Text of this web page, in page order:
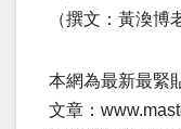
（撰文：黃渙博
本網為最新最緊
文章：